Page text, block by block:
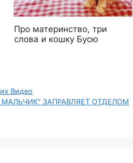
Про материнство, три
слова и кошку Бусю
Видео
ЗАПРАВЛЯЕТ ОТДЕЛОМ